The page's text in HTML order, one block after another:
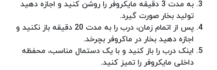
به مدت 3 دقیقه مایکروفر را روشن کنید و اجازه دهید
تولید بخار صورت گیرد.
پس از اتمام زمان، درب را به مدت 20 دقیقه باز نکنید و
اجازه دهید بخار در ماکروفر بچرخد.
اینک درب را باز کنید و با یک دستمال مناسب، محفظه
داخلی مایکروفر را تمیز کنید.